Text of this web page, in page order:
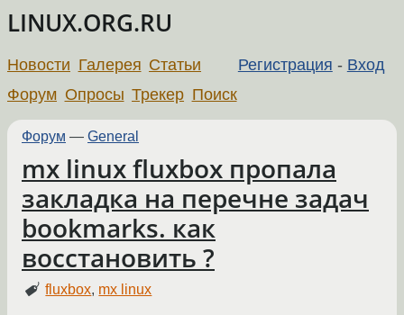
LINUX.ORG.RU
Регистрация - Вход
Новости Галерея Статьи
Форум Опросы Трекер Поиск
Форум — General
mx linux fluxbox пропала
закладка на перечне задач
bookmarks. как
восстановить ?
fluxbox, mx linux